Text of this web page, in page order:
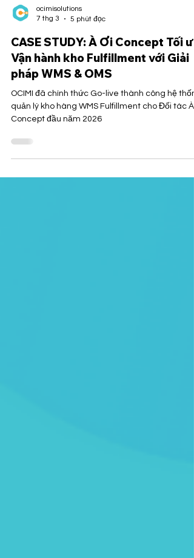
ocimisolutions
7 thg 3
5 phút đọc
CASE STUDY: À Ơi Concept Tối ưu
Vận hành kho Fulfillment với Giải
pháp WMS & OMS
OCIMI đã chính thức Go-live thành công hệ